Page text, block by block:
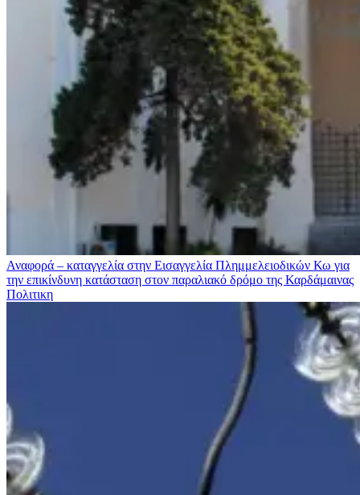
Αναφορά – καταγγελία στην Εισαγγελία Πλημμελειοδικών Κω για
την επικίνδυνη κατάσταση στον παραλιακό δρόμο της Καρδάμαινας
Πολιτικη